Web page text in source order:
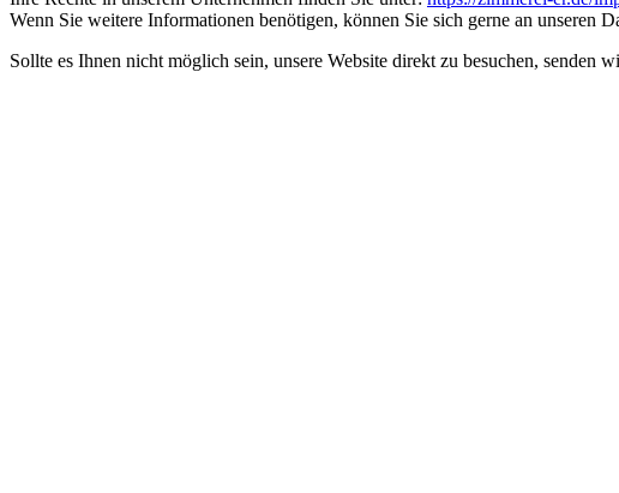
Wenn Sie weitere Informationen benötigen, können Sie sich gerne an unseren
Sollte es Ihnen nicht möglich sein, unsere Website direkt zu besuchen,